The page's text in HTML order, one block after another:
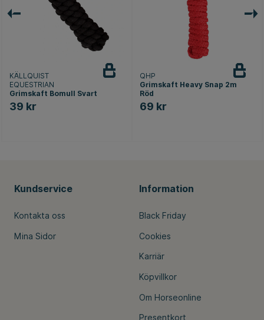
KÄLLQUIST
EQUESTRIAN
Grimskaft Bomull Svart
39 kr
QHP
Grimskaft Heavy Snap 2m
Röd
69 kr
Kundservice
Kontakta oss
Mina Sidor
Information
Black Friday
Cookies
Karriär
Köpvillkor
Om Horseonline
Presentkort